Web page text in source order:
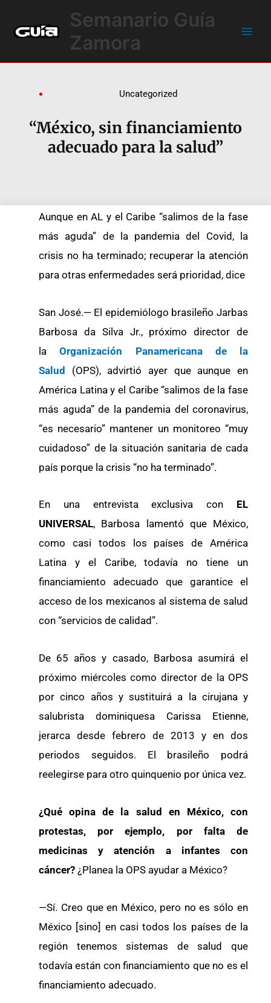
contenido
Semanario Guía
Zamora
Uncategorized
“México, sin financiamiento
adecuado para la salud”
Aunque en AL y el Caribe “salimos de la fase
más aguda” de la pandemia del Covid, la
crisis no ha terminado; recuperar la atención
para otras enfermedades será prioridad, dice
San José.— El epidemiólogo brasileño Jarbas
Barbosa da Silva Jr., próximo director de
la Organización Panamericana de la
Salud (OPS), advirtió ayer que aunque en
América Latina y el Caribe “salimos de la fase
más aguda” de la pandemia del coronavirus,
“es necesario” mantener un monitoreo “muy
cuidadoso” de la situación sanitaria de cada
país porque la crisis “no ha terminado”.
En una entrevista exclusiva con EL
UNIVERSAL, Barbosa lamentó que México,
como casi todos los países de América
Latina y el Caribe, todavía no tiene un
financiamiento adecuado que garantice el
acceso de los mexicanos al sistema de salud
con “servicios de calidad”.
De 65 años y casado, Barbosa asumirá el
próximo miércoles como director de la OPS
por cinco años y sustituirá a la cirujana y
salubrista dominiquesa Carissa Etienne,
jerarca desde febrero de 2013 y en dos
periodos seguidos. El brasileño podrá
reelegirse para otro quinquenio por única vez.
¿Qué opina de la salud en México, con
protestas, por ejemplo, por falta de
medicinas y atención a infantes con
cáncer? ¿Planea la OPS ayudar a México?
—Sí. Creo que en México, pero no es sólo en
México [sino] en casi todos los países de la
región tenemos sistemas de salud que
todavía están con financiamiento que no es el
financiamiento adecuado.